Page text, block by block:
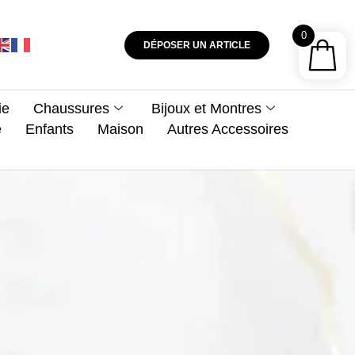
DÉPOSER UN ARTICLE
Chaussures
Bijoux et Montres
Enfants Maison Autres Accessoires
0